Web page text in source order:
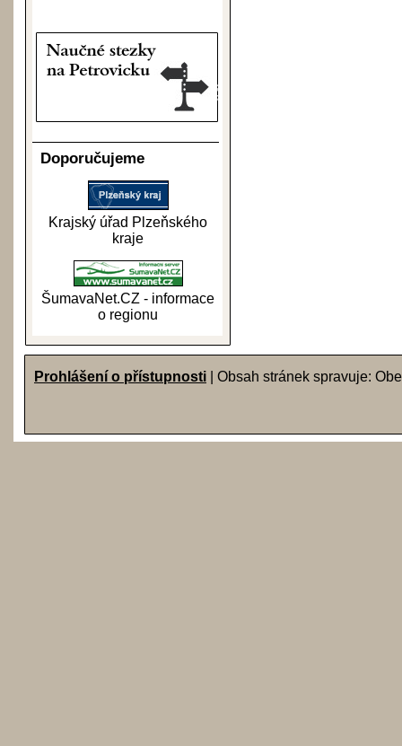
Doporučujeme
Krajský úřad Plzeňského
kraje
ŠumavaNet.CZ - informace
o regionu
Prohlášení o přístupnosti | Obsah stránek spravuje: